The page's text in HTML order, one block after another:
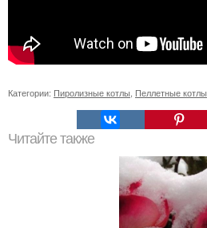
Категории: Пиролизные котлы Пеллетные котлы
Читайте также